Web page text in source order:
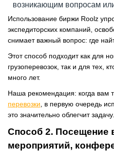
возникающим вопросам
Использование биржи Roolz
экспедиторских компаний,
снимает важный вопрос: где
Этот способ подходит как для
грузоперевозок, так и для тех,
много лет.
Наша рекомендация: когда вам
перевозки , в первую очередь
это значительно облегчит задачу.
Способ 2. Посещение
мероприятий,